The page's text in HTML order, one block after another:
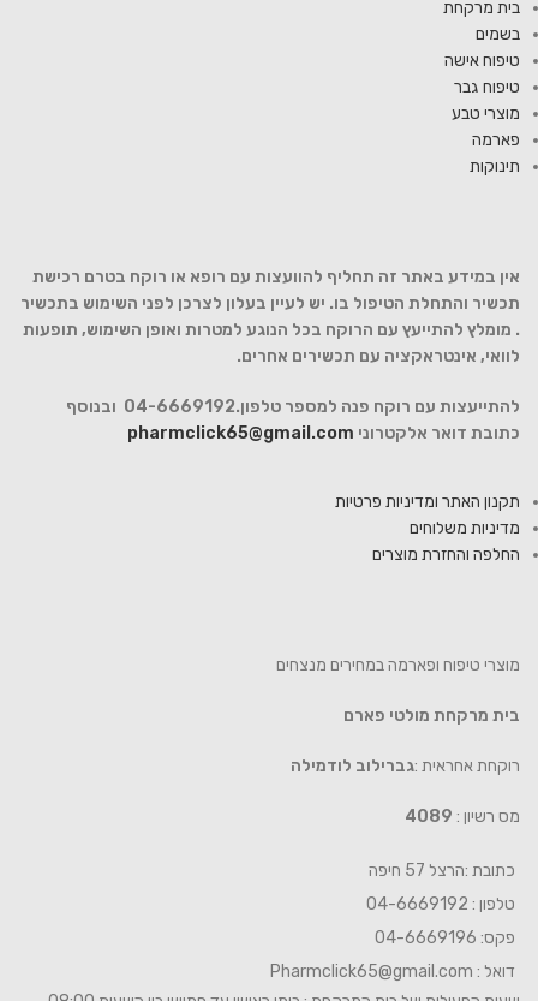
בית מרקחת
בשמים
טיפוח אישה
טיפוח גבר
מוצרי טבע
פארמה
תינוקות
אין במידע באתר זה תחליף להוועצות עם רופא או רוקח בטרם רכישת
תכשיר והתחלת הטיפול בו. יש לעיין בעלון לצרכן לפני השימוש בתכשיר
. מומלץ להתייעץ עם הרוקח בכל הנוגע למטרות ואופן השימוש, תופעות
לוואי, אינטראקציה עם תכשירים אחרים.
להתייעצות עם רוקח פנה למספר טלפון.04-6669192 ובנוסף
כתובת דואר אלקטרוני pharmclick65@gmail.com
תקנון האתר ומדיניות פרטיות
מדיניות משלוחים
החלפה והחזרת מוצרים
מוצרי טיפוח ופארמה במחירים מנצחים
בית מרקחת מולטי פארם
רוקחת אחראית :גברילוב לודמילה
מס רשיון : 4089
כתובת :הרצל 57 חיפה
טלפון : 04-6669192
פקס: 04-6669196
דואל : Pharmclick65@gmail.com